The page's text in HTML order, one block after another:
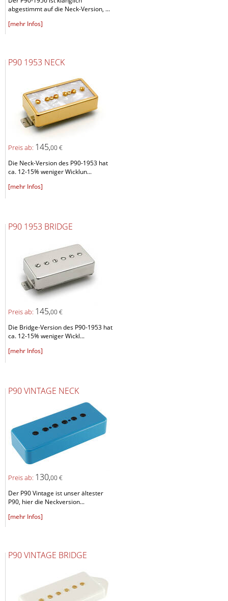
abgestimmt auf die Neck-Version, ...
[mehr Infos]
P90 1953 NECK
Preis ab: 145,00 €
Die Neck-Version des P90-1953 hat
ca. 12-15% weniger Wicklun...
[mehr Infos]
P90 1953 BRIDGE
Preis ab: 145,00 €
Die Bridge-Version des P90-1953 hat
ca. 12-15% weniger Wickl...
[mehr Infos]
P90 VINTAGE NECK
Preis ab: 130,00 €
Der P90 Vintage ist unser ältester
P90, hier die Neckversion...
[mehr Infos]
P90 VINTAGE BRIDGE